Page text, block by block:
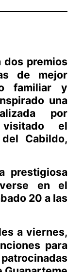
dos premios
de mejor
familiar y
una
por
el
Cabildo,
prestigiosa
verse en el
20 a las
a viernes,
para